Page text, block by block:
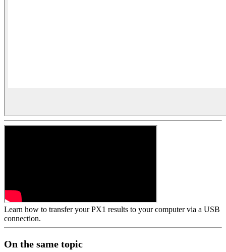
Learn how to transfer your PX1 results to your computer via a USB
connection.
On the same topic